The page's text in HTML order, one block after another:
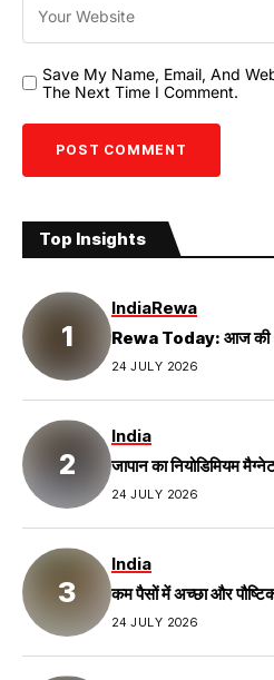
Save My Name, Email, And
The Next Time I Comment.
Top Insights
IndiaRewa
Rewa Today: आज की
24 JULY 2026
India
जापान का नियोडिमियम
24 JULY 2026
India
कम पैसों में अच्छा और
24 JULY 2026